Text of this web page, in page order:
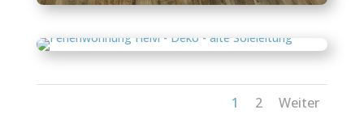
1 2 Weiter